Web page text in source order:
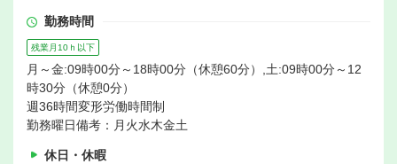
勤務時間
残業月10ｈ以下
月～金:09時00分～18時00分（休憩60分）,土:09時00分～12
時30分（休憩0分）
週36時間変形労働時間制
勤務曜日備考：月火水木金土
休日・休暇